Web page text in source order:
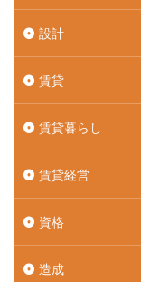
設計
賃貸
賃貸暮らし
賃貸経営
資格
造成